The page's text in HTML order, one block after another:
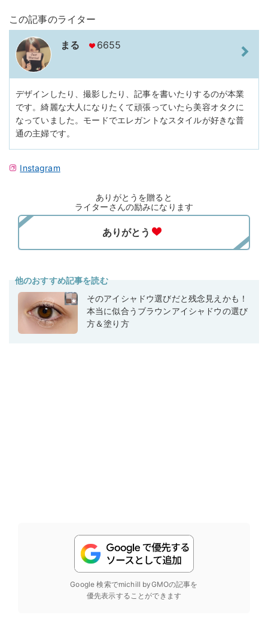
この記事のライター
まる 6655
デザインしたり、撮影したり、記事を書いたりするのが本業
です。綺麗な大人になりたくて頑張っていたら美容オタクに
なっていました。モードでエレガントなスタイルが好きな普
通の主婦です。
Instagram
ありがとうを贈ると
ライターさんの励みになります
他のおすすめ記事を読む
そのアイシャドウ選びだと残念見えかも！
本当に似合うブラウンアイシャドウの選び
方＆塗り方
Google 検索でmichill byGMOの記事を
優先表示することができます